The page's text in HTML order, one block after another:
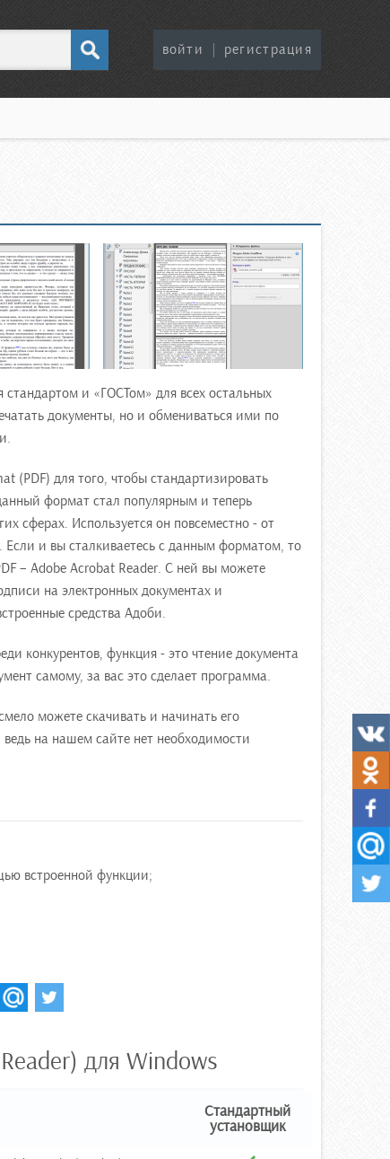
войти регистрация
и «ГОСТом» для всех остальных
документы, но и обмениваться ими по
(PDF) для того, чтобы стандартизировать
формат стал популярным и теперь
сферах. Используется он повсеместно - от
Если и вы сталкиваетесь с данным форматом, то
– Adobe Acrobat Reader. С ней вы можете
на электронных документах и
средства Адоби.
конкурентов, функция - это чтение документа
самому, за вас это сделает программа.
можете скачивать и начинать его
на нашем сайте нет необходимости
встроенной функции;
для Windows
Стандартный
установщик